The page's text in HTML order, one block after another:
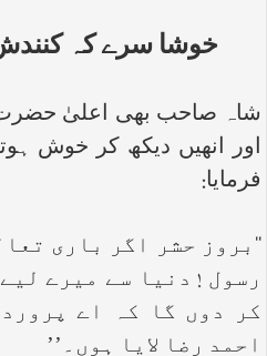
خوشا سرے کہ
شاہ صاحب بھی اعلیٰ
اور انھیں دیکھ کر خوش
فرمایا:
‘‘بروز حشر اگر باری
رسول ! دنیا سے میرے
کر دوں گا کہ اے
احمد رضا لایا ہوں۔’’